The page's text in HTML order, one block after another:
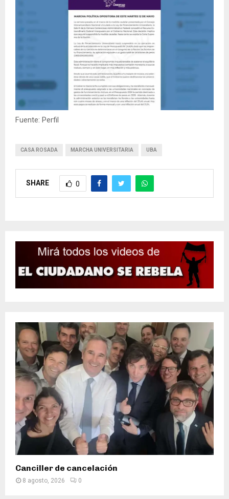
Fuente: Perfil
CASA ROSADA MARCHA UNIVERSITARIA UBA
SHARE 0
Canciller de cancelación
8 agosto, 2026 0